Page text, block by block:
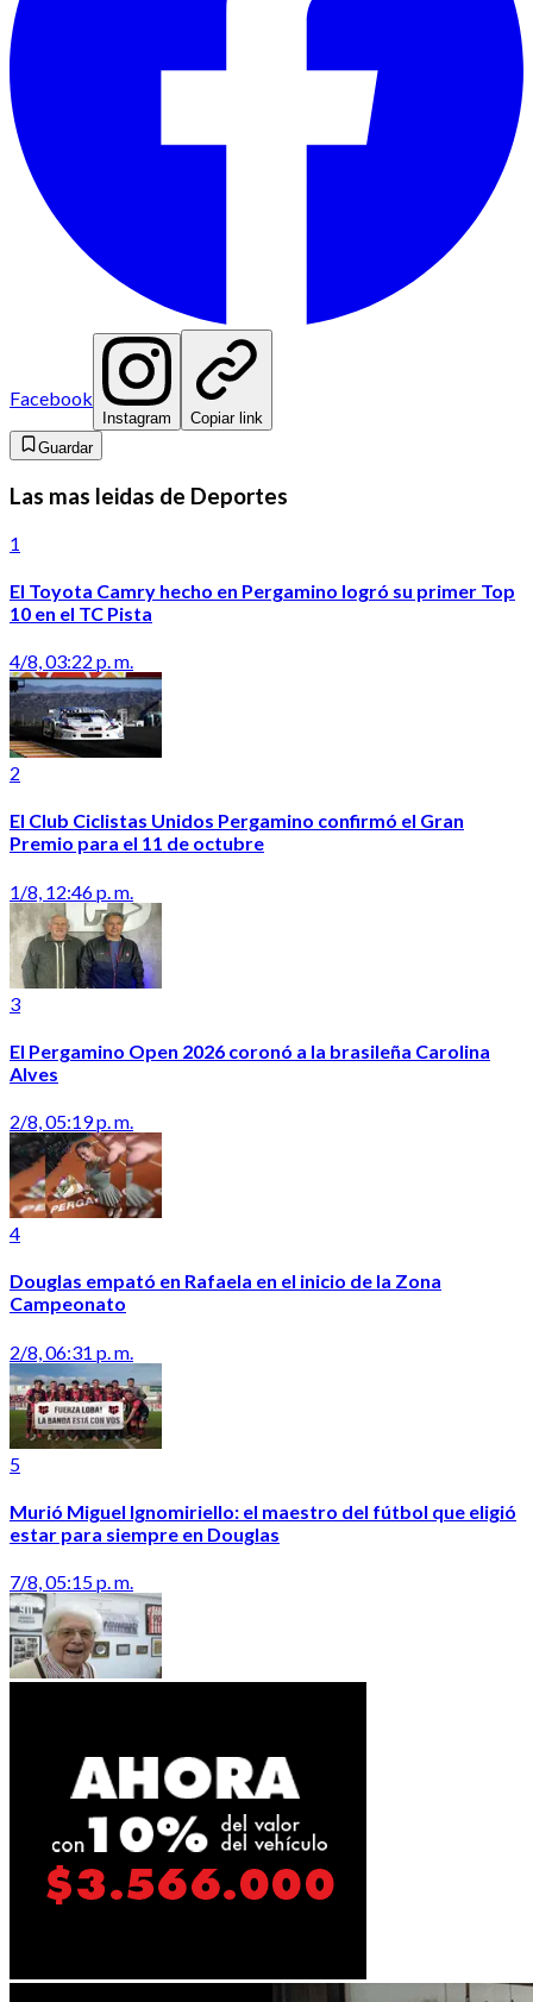
Facebook
Instagram
Copiar link
Guardar
Las mas leidas de Deportes
1
El Toyota Camry hecho en Pergamino logró su primer Top
10 en el TC Pista
4/8, 03:22 p. m.
2
El Club Ciclistas Unidos Pergamino confirmó el Gran
Premio para el 11 de octubre
1/8, 12:46 p. m.
3
El Pergamino Open 2026 coronó a la brasileña Carolina
Alves
2/8, 05:19 p. m.
4
Douglas empató en Rafaela en el inicio de la Zona
Campeonato
2/8, 06:31 p. m.
5
Murió Miguel Ignomiriello: el maestro del fútbol que eligió
estar para siempre en Douglas
7/8, 05:15 p. m.